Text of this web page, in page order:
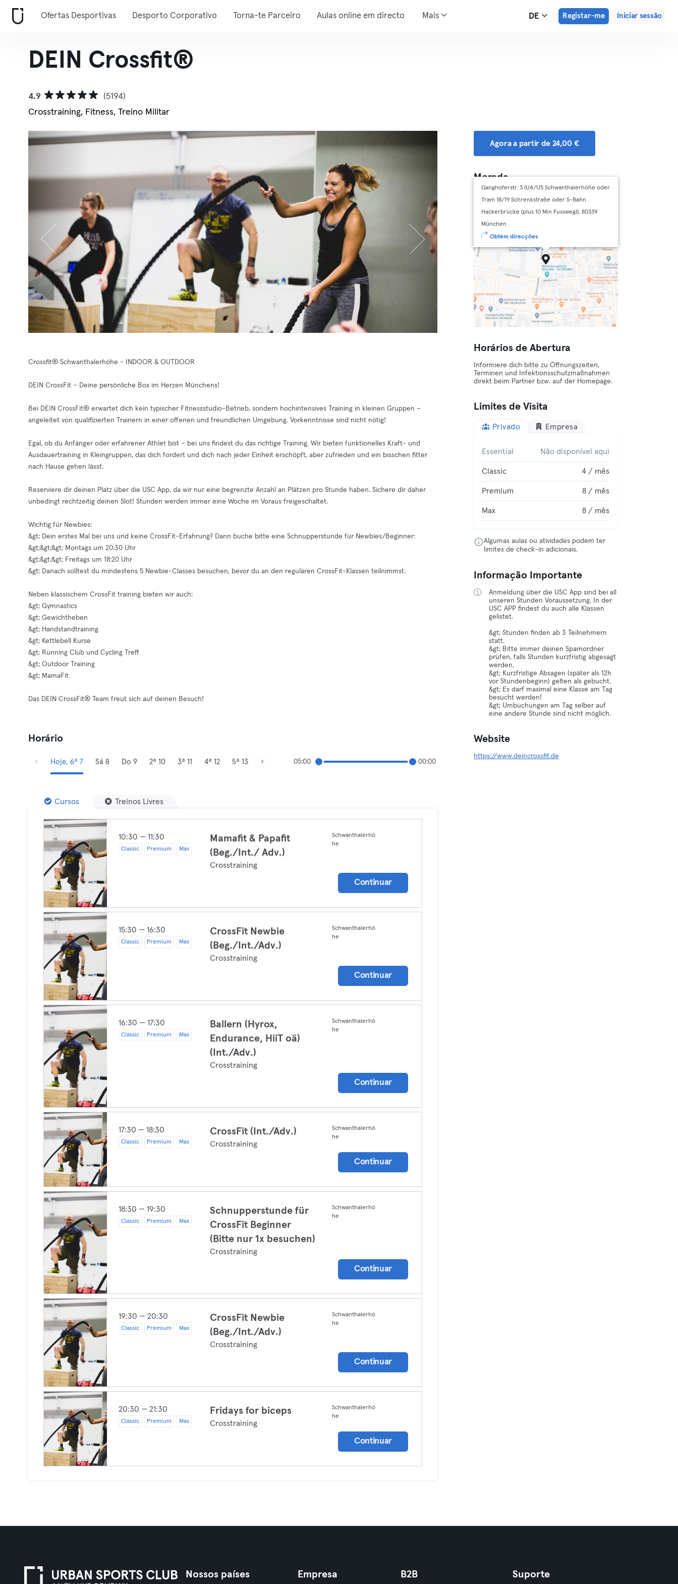
Ofertas Desportivas Desporto Corporativo Torna-te Parceiro Aulas online em directo Mais DE Registar-me Iniciar sessão
DEIN Crossfit®
4.9
(5194)
Crosstraining, Fitness, Treino Militar
Crossfit® Schwanthalerhöhe - INDOOR & OUTDOOR
DEIN CrossFit – Deine persönliche Box im Herzen Münchens!
Bei DEIN CrossFit®️ erwartet dich kein typischer Fitnessstudio-Betrieb, sondern hochintensives Training in kleinen Gruppen –
angeleitet von qualifizierten Trainern in einer offenen und freundlichen Umgebung. Vorkenntnisse sind nicht nötig!
Egal, ob du Anfänger oder erfahrener Athlet bist – bei uns findest du das richtige Training. Wir bieten funktionelles Kraft- und
Ausdauertraining in Kleingruppen, das dich fordert und dich nach jeder Einheit erschöpft, aber zufrieden und ein bisschen fitter
nach Hause gehen lässt.
Reserviere dir deinen Platz über die USC App, da wir nur eine begrenzte Anzahl an Plätzen pro Stunde haben. Sichere dir daher
unbedingt rechtzeitig deinen Slot! Stunden werden immer eine Woche im Voraus freigeschaltet.
Wichtig für Newbies:
&gt; Dein erstes Mal bei uns und keine CrossFit-Erfahrung? Dann buche bitte eine Schnupperstunde für Newbies/Beginner:
&gt;&gt;&gt; Montags um 20:30 Uhr
&gt;&gt;&gt; Freitags um 18:20 Uhr
&gt; Danach solltest du mindestens 5 Newbie-Classes besuchen, bevor du an den regulären CrossFit-Klassen teilnimmst.
Neben klassischem CrossFit training bieten wir auch:
&gt; Gymnastics
&gt; Gewichtheben
&gt; Handstandtraining
&gt; Kettlebell Kurse
&gt; Running Club und Cycling Treff
&gt; Outdoor Training
&gt; MamaFit
Das DEIN CrossFit®️ Team freut sich auf deinen Besuch!
Horário
Hoje, 6ª 7 Sá 8 Do 9 2ª 10 3ª 11 4ª 12 5ª 13 05:00 00:00
Cursos Treinos Livres
10:30 — 11:30
Classic Premium Max
Mamafit & Papafit
(Beg./Int./ Adv.)
Crosstraining
Schwanthalerhö
he
Continuar
15:30 — 16:30
Classic Premium Max
CrossFit Newbie
(Beg./Int./Adv.)
Crosstraining
Schwanthalerhö
he
Continuar
16:30 — 17:30
Classic Premium Max
Ballern (Hyrox,
Endurance, HiiT oä)
(Int./Adv.)
Crosstraining
Schwanthalerhö
he
Continuar
17:30 — 18:30
Classic Premium Max
CrossFit (Int./Adv.)
Crosstraining
Schwanthalerhö
he
Continuar
18:30 — 19:30
Classic Premium Max
Schnupperstunde für
CrossFit Beginner
(Bitte nur 1x besuchen)
Crosstraining
Schwanthalerhö
he
Continuar
19:30 — 20:30
Classic Premium Max
CrossFit Newbie
(Beg./Int./Adv.)
Crosstraining
Schwanthalerhö
he
Continuar
20:30 — 21:30
Classic Premium Max
Fridays for biceps
Crosstraining
Schwanthalerhö
he
Continuar
Agora a partir de 24,00 €
Morada
Ganghoferstr. 3 (U4/U5 Schwanthalerhöhe oder
Tram 18/19 Schrenkstraße oder S-Bahn
Hackerbrücke (plus 10 Min Fussweg)), 80339
München
Obtém direcções
Horários de Abertura
Informiere dich bitte zu Öffnungszeiten,
Terminen und Infektionsschutzmaßnahmen
direkt beim Partner bzw. auf der Homepage.
Limites de Visita
Privado Empresa
Essential Não disponível aqui
Classic 4 / mês
Premium 8 / mês
Max 8 / mês
Algumas aulas ou atividades podem ter
limites de check-in adicionais.
Informação Importante
Anmeldung über die USC App sind bei all
unseren Stunden Voraussetzung. In der
USC APP findest du auch alle Klassen
gelistet.
&gt; Stunden finden ab 3 Teilnehmern
statt.
&gt; Bitte immer deinen Spamordner
prüfen, falls Stunden kurzfristig abgesagt
werden.
&gt; Kurzfristige Absagen (später als 12h
vor Stundenbeginn) gelten als gebucht.
&gt; Es darf maximal eine Klasse am Tag
besucht werden!
&gt; Umbuchungen am Tag selber auf
eine andere Stunde sind nicht möglich.
Website
https://www.deincrossfit.de
Nossos países Empresa B2B Suporte